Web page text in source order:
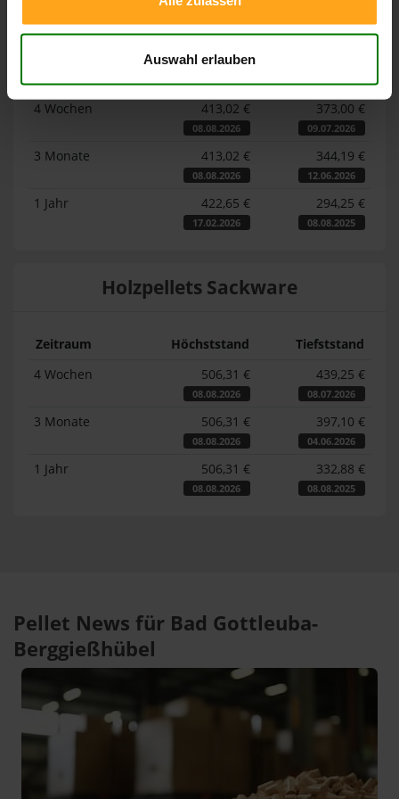
Auswahl erlauben
Lose Holzpellets
4 Wochen
413,02 €
08.08.2026
373,00 €
09.07.2026
3 Monate 413,02 €
08.08.2026
344,19 €
12.06.2026
1 Jahr 422,65 €
17.02.2026
294,25 €
08.08.2025
Holzpellets Sackware
Zeitraum Höchststand
Tiefststand
4 Wochen
506,31 €
08.08.2026
439,25 €
08.07.2026
3 Monate 506,31 €
08.08.2026
397,10 €
04.06.2026
1 Jahr 506,31 €
08.08.2026
332,88 €
08.08.2025
Pellet News für Bad Gottleuba-
Berggießhübel